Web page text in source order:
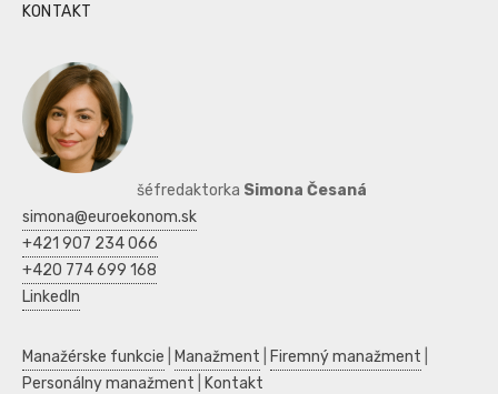
KONTAKT
šéfredaktorka Simona Česaná
simona@euroekonom.sk
+421 907 234 066
+420 774 699 168
LinkedIn
Manažérske funkcie Manažment Firemný manažment
Personálny manažment
Kontakt